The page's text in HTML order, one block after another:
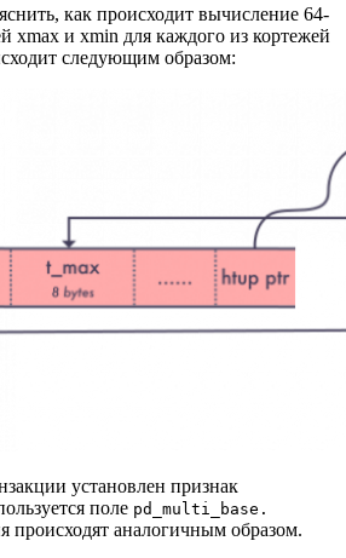
как происходит вычисление 64-
xmax и xmin для каждого из кортежей
следующим образом:
установлен признак
поле pd_multi_base.
происходят аналогичным образом.